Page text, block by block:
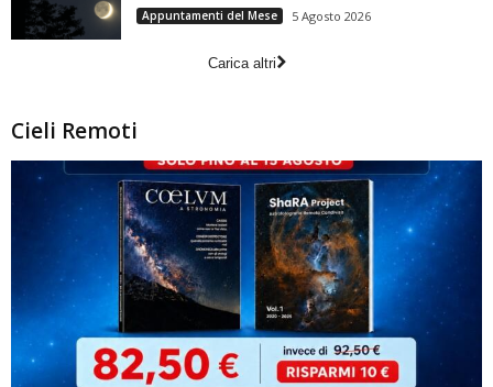
Appuntamenti del Mese 5 Agosto 2026
Carica altri
Cieli Remoti